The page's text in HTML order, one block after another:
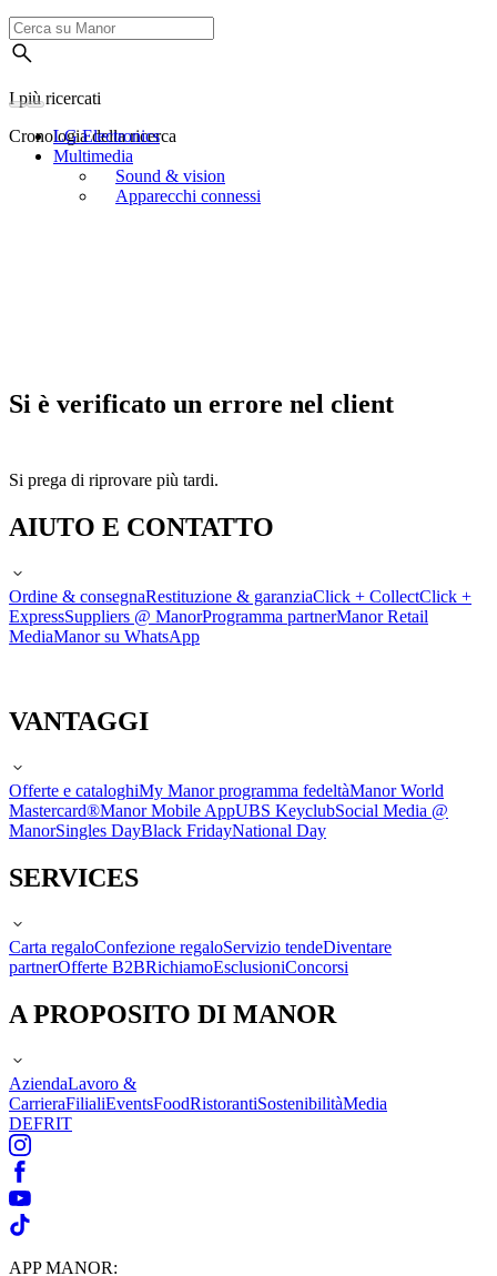
I più ricercati
Cronologia della ricerca
LG Electronics
Multimedia
Sound & vision
Apparecchi connessi
Si è verificato un errore nel client
Si prega di riprovare più tardi.
AIUTO E CONTATTO
Ordine & consegnaRestituzione & garanziaClick + CollectClick +
ExpressSuppliers @ ManorProgramma partnerManor Retail
MediaManor su WhatsApp
VANTAGGI
Offerte e cataloghiMy Manor programma fedeltàManor World
Mastercard®Manor Mobile AppUBS KeyclubSocial Media @
ManorSingles DayBlack FridayNational Day
SERVICES
Carta regaloConfezione regaloServizio tendeDiventare
partnerOfferte B2BRichiamoEsclusioniConcorsi
A PROPOSITO DI MANOR
AziendaLavoro &
CarrieraFilialiEventsFoodRistorantiSostenibilitàMedia
DEFRIT
APP MANOR: